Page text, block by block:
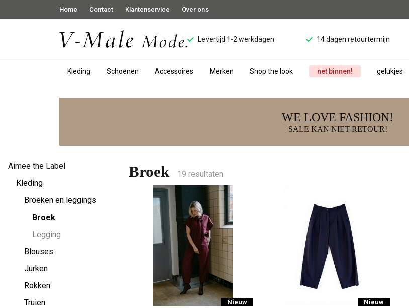
Home Contact Klantenservice Over ons
Levertijd 1-2 werkdagen 14 dagen retourtermijn
Kleding Schoenen Accessoires Merken Shop the look net binnen! gelukjes
Broek
male
mode
WE LOVE FASHION!
SALE KAN NIET RETOUR!
Aimee the Label
Kleding
Broeken en leggings
Broek
Legging
Blouses
Jurken
Rokken
Truien
Broek 19 resultaten
Nieuw Nieuw